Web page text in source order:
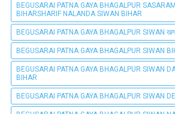
BEGUSARAI PATNA GAYA BHAGALPUR
BIHARSHARIF NALANDA SIWAN BIHAR
BEGUSARAI PATNA GAYA BHAGALPUR SIWAN
BEGUSARAI PATNA GAYA BHAGALPUR SIWAN
BEGUSARAI PATNA GAYA BHAGALPUR SIWAN
BIHAR
BEGUSARAI PATNA GAYA BHAGALPUR SIWAN